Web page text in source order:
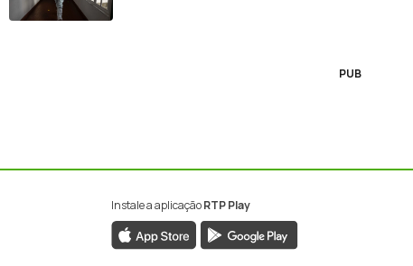
PUB
Instale a aplicaçãoRTP Play